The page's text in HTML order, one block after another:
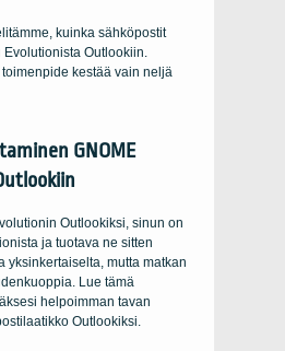
kuinka sähköpostit
Outlookiin.
kestää vain neljä
GNOME
Outlookiksi, sinun on
ja tuotava ne sitten
yksinkertaiselta, mutta matkan
Lue tämä
helpoimman tavan
Outlookiksi.